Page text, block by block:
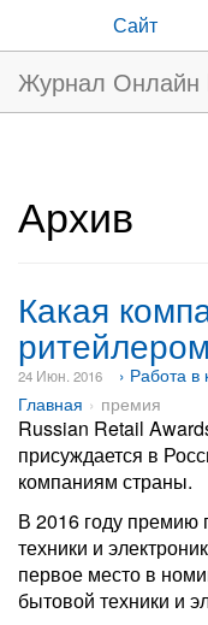
Сайт
Журнал Онлайн
Архив
Какая
24 Июн. 2016
› Работа
Главная
премия
Russian Retail
присуждается в
компаниям страны.
В 2016 году премию
техники и
первое место в
бытовой техники и